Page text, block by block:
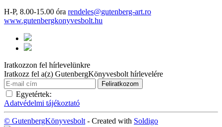
H-P, 8.00-15.00 óra rendeles@gutenberg-art.ro
www.gutenbergkonyvesbolt.hu
Iratkozzon fel hírlevelünkre
Iratkozz fel a(z) GutenbergKönyvesbolt hírlevelére
Egyetértek:
Adatvédelmi tájékoztató
© GutenbergKönyvesbolt - Created with Soldigo